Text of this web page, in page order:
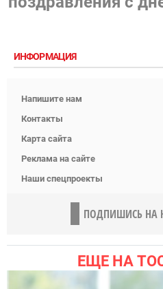
ИНФОРМАЦИЯ
Напишите нам
Контакты
Карта сайта
Реклама на сайте
Наши спецпроекты
ПОДПИШИСЬ НА
ЕЩЕ НА